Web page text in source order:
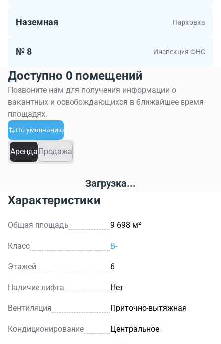
Наземная Парковка
№ 8 Инспекция ФНС
Доступно 0 помещений
Позвоните нам для получения информации о
вакантных и освобождающихся в ближайшее время
площадях.
По умолчанию
Аренда Продажа
Загрузка...
Характеристики
Общая площадь 9 698 м²
Класс B-
Этажей 6
Наличие лифта Нет
Вентиляция Приточно-вытяжная
Кондиционирование Центральное